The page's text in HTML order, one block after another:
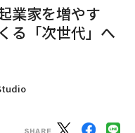
業家を増やす
る「次世代」へ